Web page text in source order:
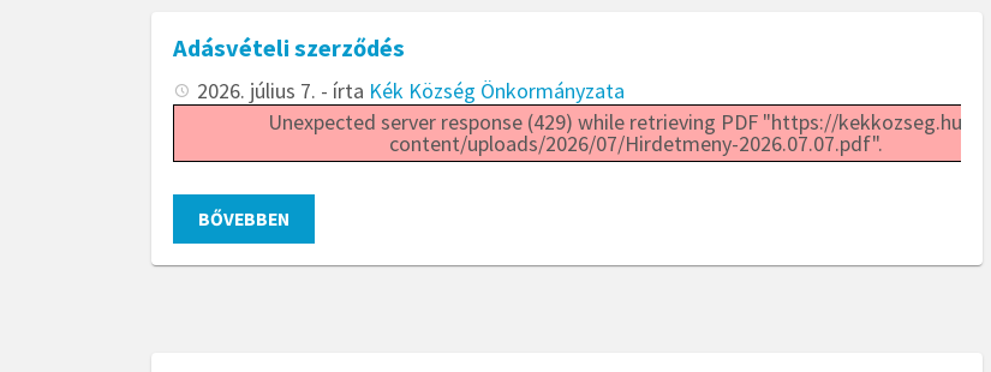
Adásvételi szerződés
2026. július 7. - írta Kék Község Önkormányzata
Unexpected server response (429) while retrieving PDF "https://kekkozseg.hu/wp-
content/uploads/2026/07/Hirdetmeny-2026.07.07.pdf".
BŐVEBBEN